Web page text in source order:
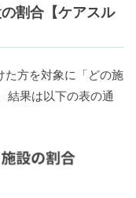
割合【ケアスル
た方を対象に「どの施
結果は以下の表の通